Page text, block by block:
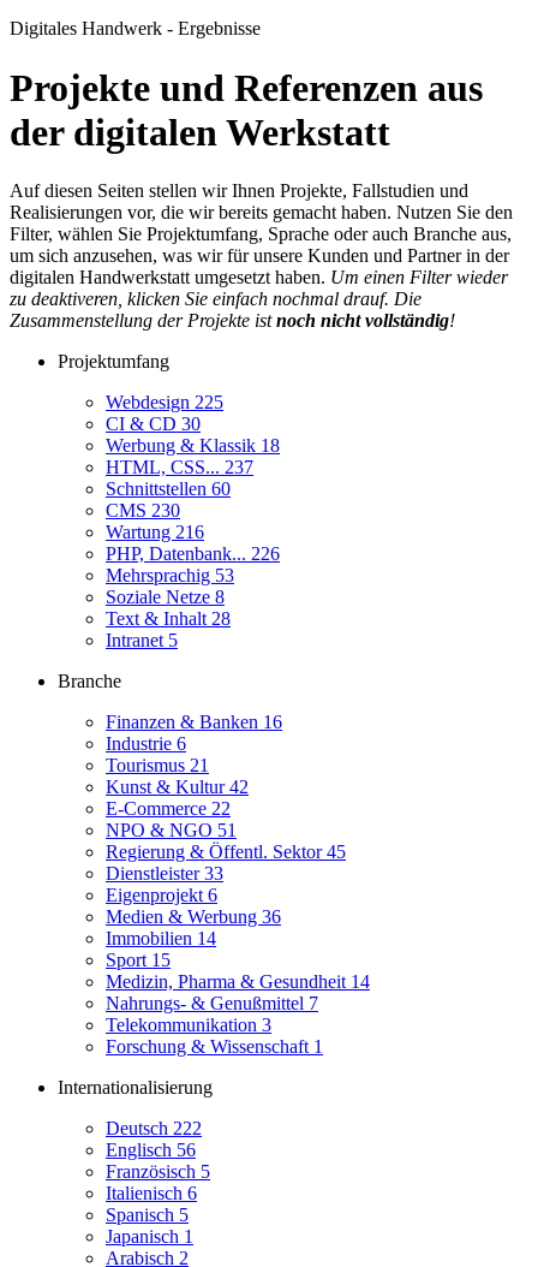
Digitales Handwerk - Ergebnisse
Projekte und Referenzen aus
der digitalen Werkstatt
Auf diesen Seiten stellen wir Ihnen Projekte, Fallstudien und
Realisierungen vor, die wir bereits gemacht haben. Nutzen Sie den
Filter, wählen Sie Projektumfang, Sprache oder auch Branche aus,
um sich anzusehen, was wir für unsere Kunden und Partner in der
digitalen Handwerkstatt umgesetzt haben. Um einen Filter wieder
zu deaktiveren, klicken Sie einfach nochmal drauf. Die
Zusammenstellung der Projekte istnoch nicht vollständig!
Projektumfang
Webdesign 225
CI & CD 30
Werbung & Klassik 18
HTML, CSS... 237
Schnittstellen 60
CMS 230
Wartung 216
PHP, Datenbank... 226
Mehrsprachig 53
Soziale Netze 8
Text & Inhalt 28
Intranet 5
Branche
Finanzen & Banken 16
Industrie 6
Tourismus 21
Kunst & Kultur42
E-Commerce 22
NPO & NGO 51
Regierung & Öffentl. Sektor45
Dienstleister33
Eigenprojekt 6
Medien & Werbung 36
Immobilien 14
Sport 15
Medizin, Pharma & Gesundheit 14
Nahrungs- & Genußmittel 7
Telekommunikation 3
Forschung & Wissenschaft 1
Internationalisierung
Deutsch 222
Englisch 56
Französisch 5
Italienisch 6
Spanisch 5
Japanisch 1
Arabisch 2